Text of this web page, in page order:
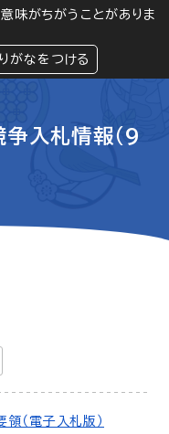
味がちがうことがありま
がなをつける
支援
緊急情報
入札情報（9
（電子入札版）